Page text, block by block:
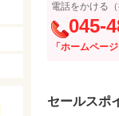
電話をかける（
045-
「ホームペー
セールスポ